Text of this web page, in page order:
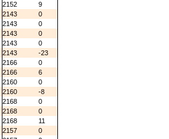
2152
9
2143
0
2143
0
2143
0
2143
0
2143
-23
2166
0
2166
6
2160
0
2160
-8
2168
0
2168
0
2168
11
2157
0